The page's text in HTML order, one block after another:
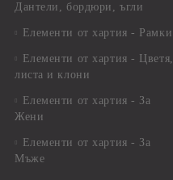
Дантели, бордюри, ъгли
Елементи от хартия - Рамки
Елементи от хартия - Цветя,
листа и клони
Елементи от хартия - За
Жени
Елементи от хартия - За
Мъже